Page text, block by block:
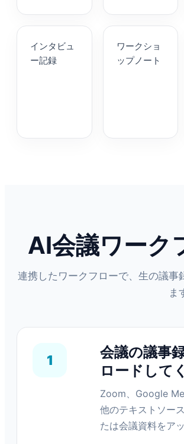
インタビュ
ー記録
ワークショ
ップノート
AI会議ワーク
連携したワークフローで、生の議
ま
1
会議の議事
ロードして
Zoom、Google
他のテキストソー
たは会議資料をア